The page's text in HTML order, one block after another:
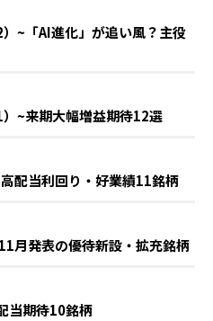
~「AI進化」が追い風？主役
~来期大幅増益期待12選
配当利回り・好業績11銘柄
月発表の優待新設・拡充銘柄
当期待10銘柄